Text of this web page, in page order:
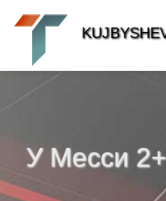
У Месси